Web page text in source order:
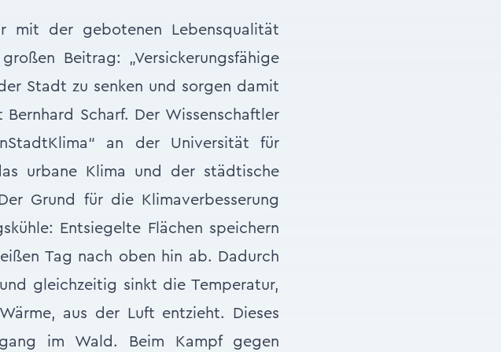
mit der gebotenen Lebensqualität
Beitrag: „Versickerungsfähige
Stadt zu senken und sorgen damit
Scharf. Der Wissenschaftler
an der Universität für
urbane Klima und der städtische
Grund für die Klimaverbesserung
Entsiegelte Flächen speichern
Tag nach oben hin ab. Dadurch
gleichzeitig sinkt die Temperatur,
aus der Luft entzieht. Dieses
im Wald. Beim Kampf gegen